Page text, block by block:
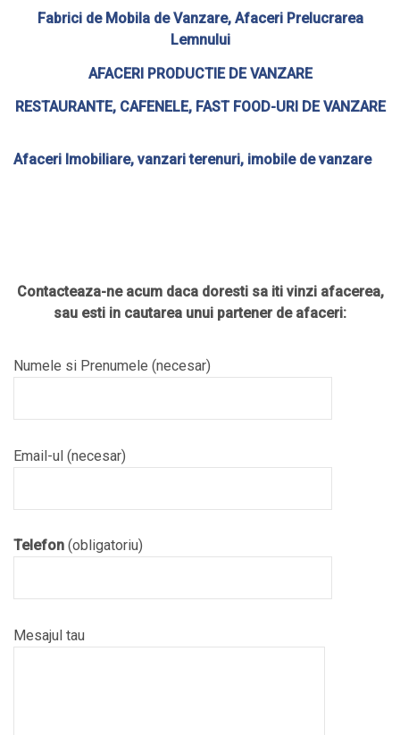
Fabrici de Mobila de Vanzare, Afaceri Prelucrarea
Lemnului
AFACERI PRODUCTIE DE VANZARE
RESTAURANTE, CAFENELE, FAST FOOD-URI DE VANZARE
Afaceri Imobiliare, vanzari terenuri, imobile de vanzare
Contacteaza-ne acum daca doresti sa iti vinzi afacerea,
sau esti in cautarea unui partener de afaceri:
Numele si Prenumele (necesar)
Email-ul (necesar)
Telefon (obligatoriu)
Mesajul tau